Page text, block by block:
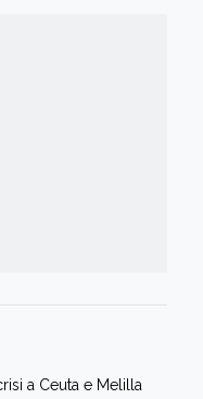
a Ceuta e Melilla